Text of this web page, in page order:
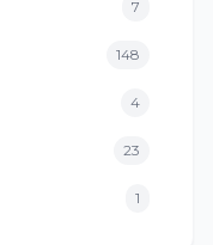
7
148
4
23
1